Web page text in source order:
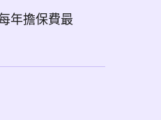
年擔保費最